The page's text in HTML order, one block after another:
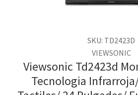
SKU: TD2423D
VIEWSONIC
Viewsonic Td2423d
Tecnologia